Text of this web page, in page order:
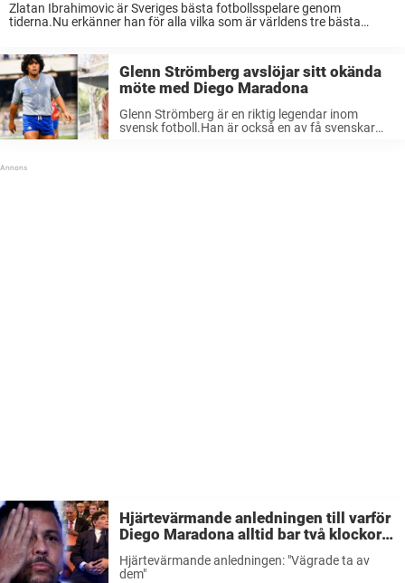
Zlatan Ibrahimovic är Sveriges bästa fotbollsspelare genom
tiderna.Nu erkänner han för alla vilka som är världens tre bästa
Glenn Strömberg avslöjar sitt okända
möte med Diego Maradona
Glenn Strömberg är en riktig legendar inom
svensk fotboll.Han är också en av få svenskar
Hjärtevärmande anledningen till varför
Diego Maradona alltid bar två klockor
– Ronaldo avslöjar sanningen:
”Vägrade ta av dem”
Hjärtevärmande anledningen: "Vägrade ta av
dem"